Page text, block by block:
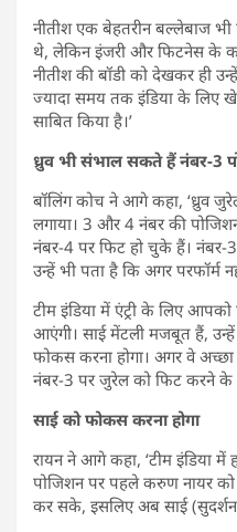
नीतीश एक बेहतरीन बल्लेबाज
थे, लेकिन इंजरी और फिटनेस के
नीतीश की बॉडी को देखकर ही
ज्यादा समय तक इंडिया के लिए
साबित किया है।’
ध्रुव भी संभाल सकते हैं नंबर-3
बॉलिंग कोच ने आगे कहा, ‘ध्रुव
लगाया। 3 और 4 नंबर की
नंबर-4 पर फिट हो चुके हैं। नंबर-
उन्हें भी पता है कि अगर परफॉर्म
टीम इंडिया में एंट्री के लिए
आएंगी। साई मेंटली मजबूत हैं,
फोकस करना होगा। अगर वे
नंबर-3 पर जुरेल को फिट करने के
साई को फोकस करना होगा
रायन ने आगे कहा, ‘टीम इंडिया
पोजिशन पर पहले करुण नायर
कर सके, इसलिए अब साई